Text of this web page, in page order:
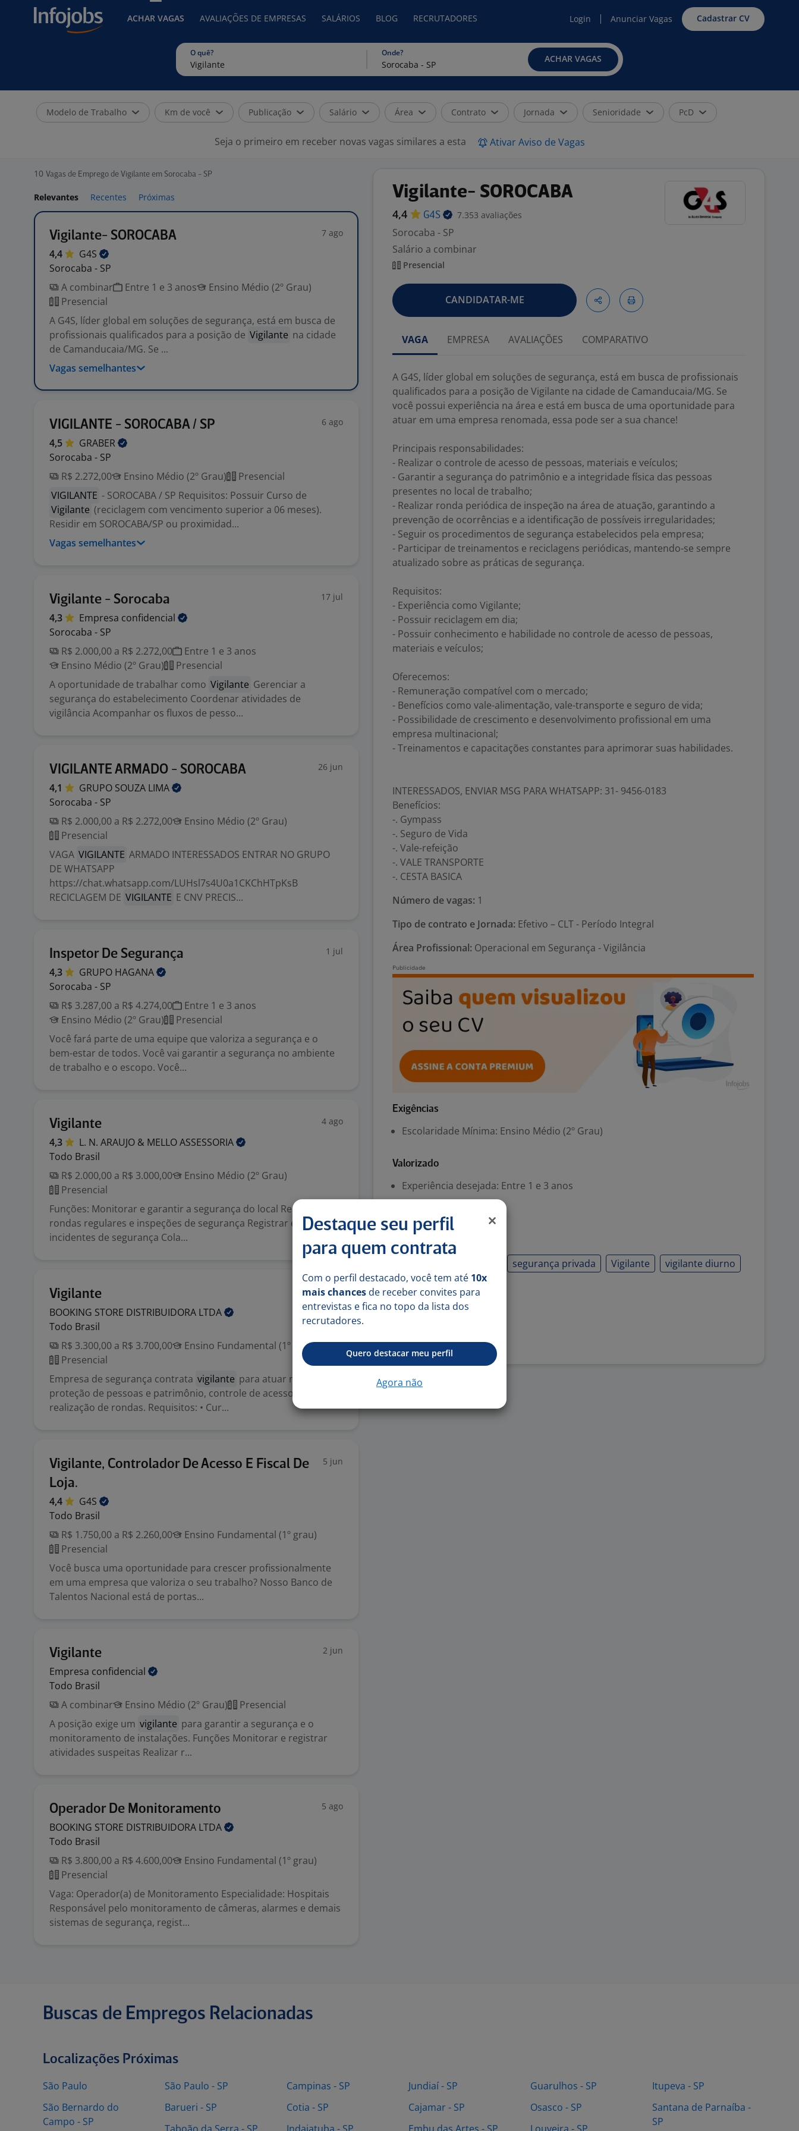
ACHAR VAGAS AVALIAÇÕES DE EMPRESAS SALÁRIOS BLOG RECRUTADORES Login Anunciar Vagas Cadastrar CV
O quê? Onde?
ACHAR VAGAS
Modelo de Trabalho Km de você Publicação Salário Área Contrato Jornada Senioridade PcD
Seja o primeiro em receber novas vagas similares a esta Ativar Aviso de Vagas
10 Vagas de Emprego de Vigilante em Sorocaba - SP
Relevantes Recentes Próximas
Vigilante- SOROCABA 7 ago
4,4
G4S
Sorocaba - SP
A combinar
Entre 1 e 3 anos
Ensino Médio (2º Grau)
Presencial
A G4S, líder global em soluções de segurança, está em busca de
profissionais qualificados para a posição de Vigilante na cidade
de Camanducaia/MG. Se ...
Vagas semelhantes
VIGILANTE - SOROCABA / SP 6 ago
4,5
GRABER
Sorocaba - SP
R$ 2.272,00
Ensino Médio (2º Grau)
Presencial
VIGILANTE - SOROCABA / SP Requisitos: Possuir Curso de
Vigilante (reciclagem com vencimento superior a 06 meses).
Residir em SOROCABA/SP ou proximidad...
Vagas semelhantes
Vigilante - Sorocaba 17 jul
4,3 Empresa confidencial
Sorocaba - SP
R$ 2.000,00 a R$ 2.272,00
Entre 1 e 3 anos
Ensino Médio (2º Grau)
Presencial
A oportunidade de trabalhar como Vigilante Gerenciar a
segurança do estabelecimento Coordenar atividades de
vigilância Acompanhar os fluxos de pesso...
VIGILANTE ARMADO - SOROCABA 26 jun
4,1 GRUPO SOUZA LIMA
Sorocaba - SP
R$ 2.000,00 a R$ 2.272,00
Ensino Médio (2º Grau)
Presencial
VAGA VIGILANTE ARMADO INTERESSADOS ENTRAR NO GRUPO
DE WHATSAPP
https://chat.whatsapp.com/LUHsl7s4U0a1CKChHTpKsB
RECICLAGEM DE VIGILANTE E CNV PRECIS...
Inspetor De Segurança 1 jul
4,3 GRUPO HAGANA
Sorocaba - SP
R$ 3.287,00 a R$ 4.274,00
Entre 1 e 3 anos
Ensino Médio (2º Grau)
Presencial
Você fará parte de uma equipe que valoriza a segurança e o
bem-estar de todos. Você vai garantir a segurança no ambiente
de trabalho e o escopo. Você...
Vigilante 4 ago
4,3 L. N. ARAUJO & MELLOASSESSORIA
Todo Brasil
R$ 2.000,00 a R$ 3.000,00
Ensino Médio (2º Grau)
Presencial
Funções: Monitorar e garantir a segurança do local Realizar
rondas regulares e inspeções de segurança Registrar e relatar
incidentes de segurança Cola...
Vigilante 29 jul
BOOKING STORE DISTRIBUIDORA LTDA
Todo Brasil
R$ 3.300,00 a R$ 3.700,00
Ensino Fundamental (1º grau)
Presencial
Empresa de segurança contrata vigilante para atuar na
proteção de pessoas e patrimônio, controle de acesso e
realização de rondas. Requisitos: • Cur...
Vigilante, Controlador De Acesso E Fiscal De
Loja.
5 jun
4,4
G4S
Todo Brasil
R$ 1.750,00 a R$ 2.260,00
Ensino Fundamental (1º grau)
Presencial
Você busca uma oportunidade para crescer profissionalmente
em uma empresa que valoriza o seu trabalho? Nosso Banco de
Talentos Nacional está de portas...
Vigilante 2 jun
Empresa confidencial
Todo Brasil
A combinar
Ensino Médio (2º Grau)
Presencial
A posição exige um vigilante para garantir a segurança e o
monitoramento de instalações. Funções Monitorar e registrar
atividades suspeitas Realizar r...
Operador De Monitoramento 5 ago
BOOKING STORE DISTRIBUIDORA LTDA
Todo Brasil
R$ 3.800,00 a R$ 4.600,00
Ensino Fundamental (1º grau)
Presencial
Vaga: Operador(a) de Monitoramento Especialidade: Hospitais
Responsável pelo monitoramento de câmeras, alarmes e demais
sistemas de segurança, regist...
Vigilante- SOROCABA
4,4 G4S 7.353 avaliações
Sorocaba - SP
Salário a combinar
Presencial
CANDIDATAR-ME
VAGA EMPRESA AVALIAÇÕES COMPARATIVO
A G4S, líder global em soluções de segurança, está em busca de profissionais
qualificados para a posição de Vigilante na cidade de Camanducaia/MG. Se
você possui experiência na área e está em busca de uma oportunidade para
atuar em uma empresa renomada, essa pode ser a sua chance!
Principais responsabilidades:
- Realizar o controle de acesso de pessoas, materiais e veículos;
- Garantir a segurança do patrimônio e a integridade física das pessoas
presentes no local de trabalho;
- Realizar ronda periódica de inspeção na área de atuação, garantindo a
prevenção de ocorrências e a identificação de possíveis irregularidades;
- Seguir os procedimentos de segurança estabelecidos pela empresa;
- Participar de treinamentos e reciclagens periódicas, mantendo-se sempre
atualizado sobre as práticas de segurança.
Requisitos:
- Experiência como Vigilante;
- Possuir reciclagem em dia;
- Possuir conhecimento e habilidade no controle de acesso de pessoas,
materiais e veículos;
Oferecemos:
- Remuneração compatível com o mercado;
- Benefícios como vale-alimentação, vale-transporte e seguro de vida;
- Possibilidade de crescimento e desenvolvimento profissional em uma
empresa multinacional;
- Treinamentos e capacitações constantes para aprimorar suas habilidades.
INTERESSADOS, ENVIAR MSG PARA WHATSAPP: 31- 9456-0183
Benefícios:
-. Gympass
-. Seguro de Vida
-. Vale-refeição
-. VALE TRANSPORTE
-. CESTA BASICA
Número de vagas: 1
Tipo de contrato e Jornada: Efetivo – CLT - Período Integral
Área Profissional: Operacional em Segurança - Vigilância
Exigências
Escolaridade Mínima: Ensino Médio (2º Grau)
Valorizado
Experiência desejada: Entre 1 e 3 anos
Habilidades
segurança privada Vigilante
vigilante diurno
vigilante noturno
Buscas de Empregos Relacionadas
Localizações Próximas
São Paulo
São Bernardo do
Campo - SP
São Paulo - SP
Barueri - SP
Campinas - SP
Cotia - SP
Jundiaí - SP
Cajamar - SP
Guarulhos - SP
Osasco - SP
Itupeva - SP
Santana de Parnaíba -
SP
Destaque seu perfil
para quem contrata
Com o perfil destacado, você tem até 10x
mais chances de receber convites para
entrevistas e fica no topo da lista dos
recrutadores.
Quero destacar meu perfil
Agora não